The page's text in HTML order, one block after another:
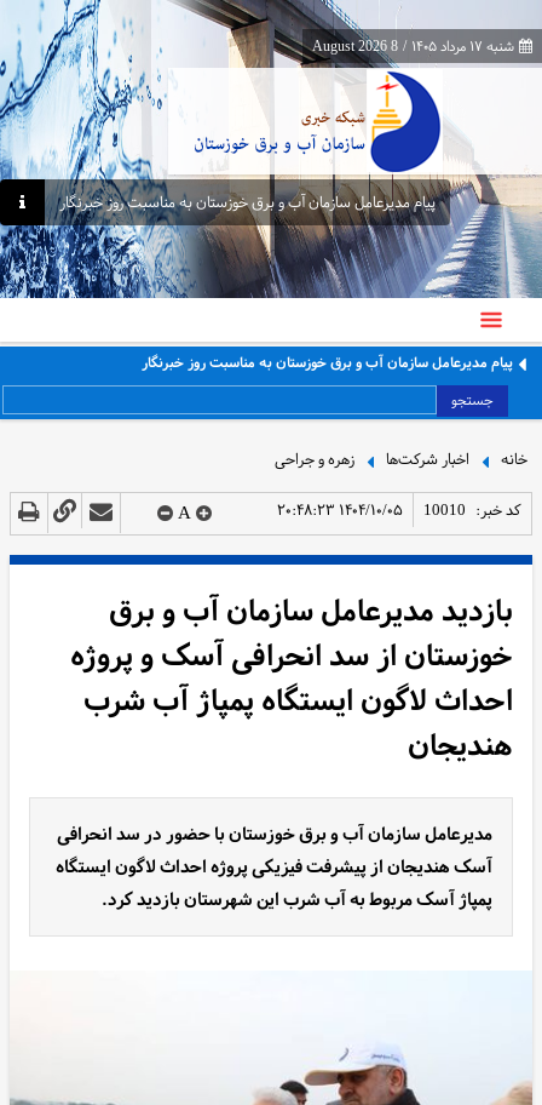
شنبه ۱۷ مرداد ۱۴۰۵ /
8 August 2026
پیام مدیرعامل سازمان آب و برق خوزستان به مناسبت روز خبرنگار
پیام مدیرعامل سازمان آب و برق خوزستان به مناسبت روز خبرنگار
جستجو
خانه اخبار شرکت‌ها زهره و جراحی
کد خبر: 10010 ۱۴۰۴/۱۰/۰۵ ۲۰:۴۸:۲۳ A
بازدید مدیرعامل سازمان آب و برق
خوزستان از سد انحرافی آسک و پروژه
احداث لاگون ایستگاه پمپاژ آب شرب
هندیجان
مدیرعامل سازمان آب و برق خوزستان با حضور در سد انحرافی
آسک هندیجان از پیشرفت فیزیکی پروژه احداث لاگون ایستگاه
پمپاژ آسک مربوط به آب شرب این شهرستان بازدید کرد.